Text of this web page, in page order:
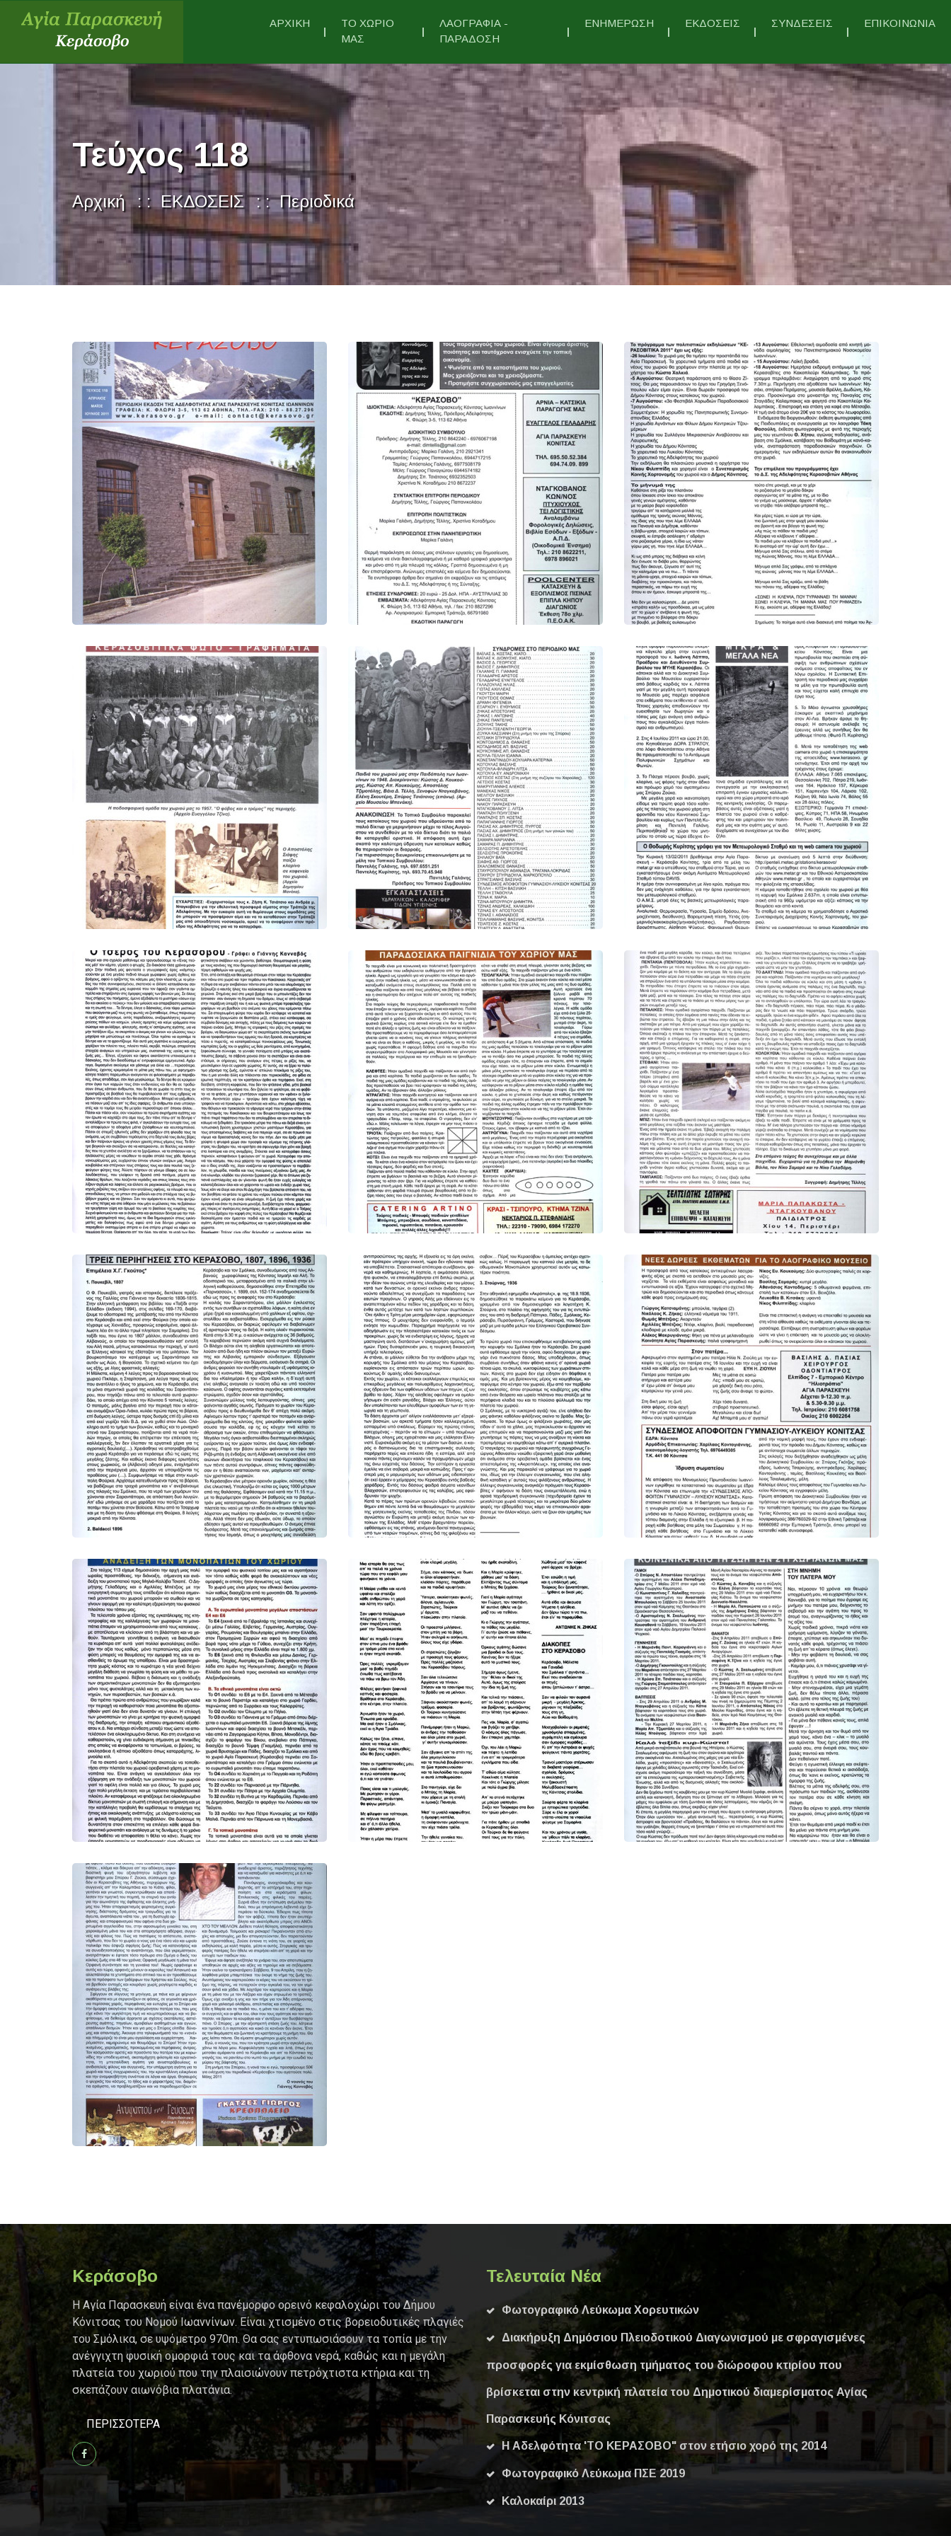
ΑΡΧΙΚΗ
ΤΟ ΧΩΡΙΟ
ΜΑΣ
ΛΑΟΓΡΑΦΙΑ -
ΠΑΡΑΔΟΣΗ
ΕΝΗΜΕΡΩΣΗ ΕΚΔΟΣΕΙΣ ΣΥΝΔΕΣΕΙΣ ΕΠΙΚΟΙΝΩΝΙΑ
Τεύχος 118
Αρχική ΕΚΔΟΣΕΙΣ Περιοδικά
Κεράσοβο
Η Αγία Παρασκευή είναι ένα πανέμορφo ορεινό κεφαλοχώρι του Δήμου
Κόνιτσας του Νομού Ιωαννίνων. Είναι χτισμένο στις βορειοδυτικές πλαγιές
του Σμόλικα, σε υψόμετρο 970m. Θα σας εντυπωσιάσουν τα τοπία με την
ανέγγιχτη φυσική ομορφιά τους και τα άφθονα νερά, καθώς και η μεγάλη
πλατεία του χωριού που την πλαισιώνουν πετρόχτιστα κτήρια και τη
σκεπάζουν αιωνόβια πλατάνια.
ΠΕΡΙΣΣΌΤΕΡΑ
Τελευταία Νέα
Φωτογραφικό Λεύκωμα Χορευτικών
Διακήρυξη Δημόσιου Πλειοδοτικού Διαγωνισμού με σφραγισμένες
προσφορές για εκμίσθωση τμήματος του διώροφου κτιρίου που
βρίσκεται στην κεντρική πλατεία του Δημοτικού διαμερίσματος Αγίας
Παρασκευής Κόνιτσας
Η Αδελφότητα 'ΤΟ ΚΕΡΑΣΟΒΟ" στον ετήσιο χορό της 2014
Φωτογραφικό Λεύκωμα ΠΣΕ 2019
Καλοκαίρι 2013